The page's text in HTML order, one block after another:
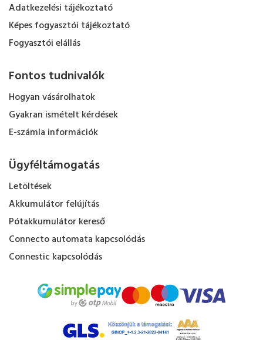
Adatkezelési tájékoztató
Képes fogyasztói tájékoztató
Fogyasztói elállás
Fontos tudnivalók
Hogyan vásárolhatok
Gyakran ismételt kérdések
E-számla információk
Ügyféltámogatás
Letöltések
Akkumulátor felújítás
Pótakkumulátor kereső
Connecto automata kapcsolódás
Connestic kapcsolódás